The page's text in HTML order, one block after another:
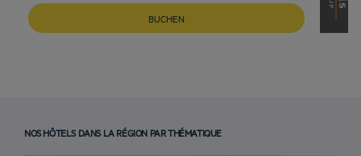
BUCHEN
NOS HÔTELS DANS LA RÉGION PAR THÉMATIQUE